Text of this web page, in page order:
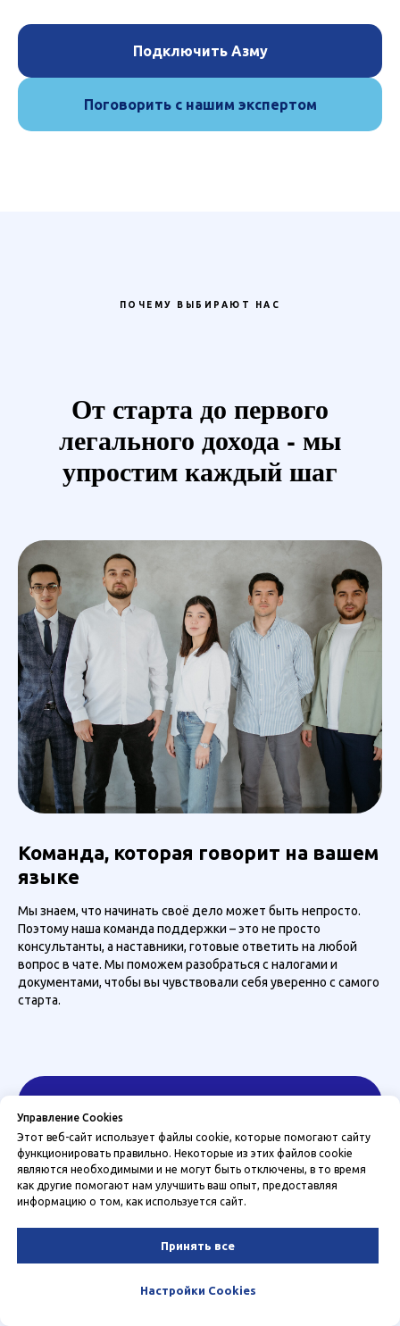
Подключить Азму
Поговорить с нашим экспертом
ПОЧЕМУ ВЫБИРАЮТ НАС
От старта до первого
легального дохода - мы
упростим каждый шаг
Команда, которая говорит на вашем
языке
Мы знаем, что начинать своё дело может быть непросто.
Поэтому наша команда поддержки – это не просто
консультанты, а наставники, готовые ответить на любой
вопрос в чате. Мы поможем разобраться с налогами и
документами, чтобы вы чувствовали себя уверенно с самого
старта.
Управление Cookies
Этот веб-сайт использует файлы cookie, которые помогают сайту
функционировать правильно. Некоторые из этих файлов cookie
являются необходимыми и не могут быть отключены, в то время
как другие помогают нам улучшить ваш опыт, предоставляя
информацию о том, как используется сайт.
Принять все
Настройки Cookies